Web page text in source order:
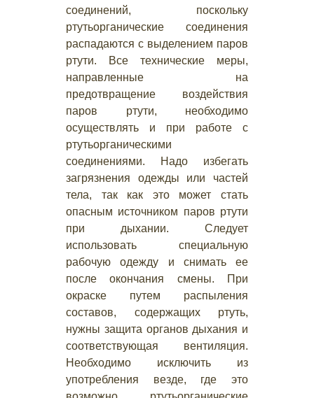
соединений, поскольку
ртутьорганические соединения
распадаются с выделением паров
ртути. Все технические меры,
направленные на
предотвращение воздействия
паров ртути, необходимо
осуществлять и при работе с
ртутьорганическими
соединениями. Надо избегать
загрязнения одежды или частей
тела, так как это может стать
опасным источником паров ртути
при дыхании. Следует
использовать специальную
рабочую одежду и снимать ее
после окончания смены. При
окраске путем распыления
составов, содержащих ртуть,
нужны защита органов дыхания и
соответствующая вентиляция.
Необходимо исключить из
употребления везде, где это